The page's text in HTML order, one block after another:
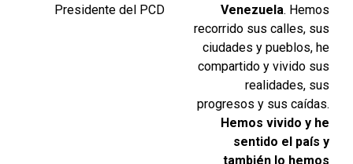
Presidente del PCD
Venezuela. Hemos
recorrido sus calles, sus
ciudades y pueblos, he
compartido y vivido sus
realidades, sus
progresos y sus caídas.
Hemos vivido y he
sentido el país y
también lo hemos